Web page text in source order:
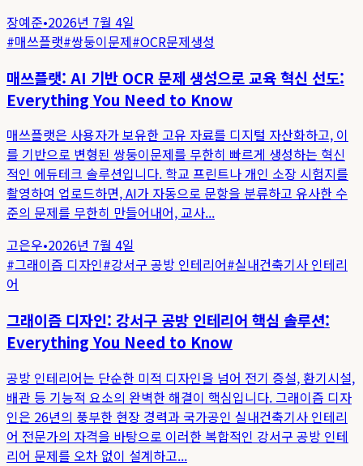
장예준•2026년 7월 4일
#매쓰플랫#쌍둥이문제#OCR문제생성
매쓰플랫: AI 기반 OCR 문제 생성으로 교육 혁신 선도:
Everything You Need to Know
매쓰플랫은 사용자가 보유한 고유 자료를 디지털 자산화하고, 이
를 기반으로 변형된 쌍둥이문제를 무한히 빠르게 생성하는 혁신
적인 에듀테크 솔루션입니다. 학교 프린트나 개인 소장 시험지를
촬영하여 업로드하면, AI가 자동으로 문항을 분류하고 유사한 수
준의 문제를 무한히 만들어내어, 교사...
고은우•2026년 7월 4일
#그래이즘 디자인#강서구 공방 인테리어#실내건축기사 인테리
어
그래이즘 디자인: 강서구 공방 인테리어 핵심 솔루션:
Everything You Need to Know
공방 인테리어는 단순한 미적 디자인을 넘어 전기 증설, 환기시설,
배관 등 기능적 요소의 완벽한 해결이 핵심입니다. 그래이즘 디자
인은 26년의 풍부한 현장 경력과 국가공인 실내건축기사 인테리
어 전문가의 자격을 바탕으로 이러한 복합적인 강서구 공방 인테
리어 문제를 오차 없이 설계하고...